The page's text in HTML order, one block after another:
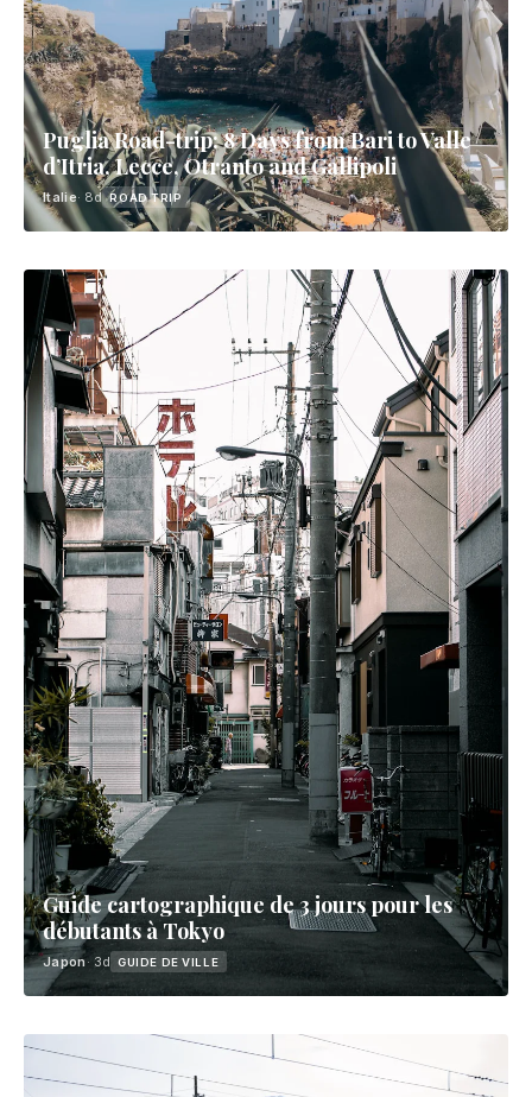
Puglia Road-trip: 8 Days from Bari to Valle
d’Itria, Lecce, Otranto and Gallipoli
Italie· 8d ROAD TRIP
Guide cartographique de 3 jours pour les
débutants à Tokyo
Japon· 3d GUIDE DE VILLE